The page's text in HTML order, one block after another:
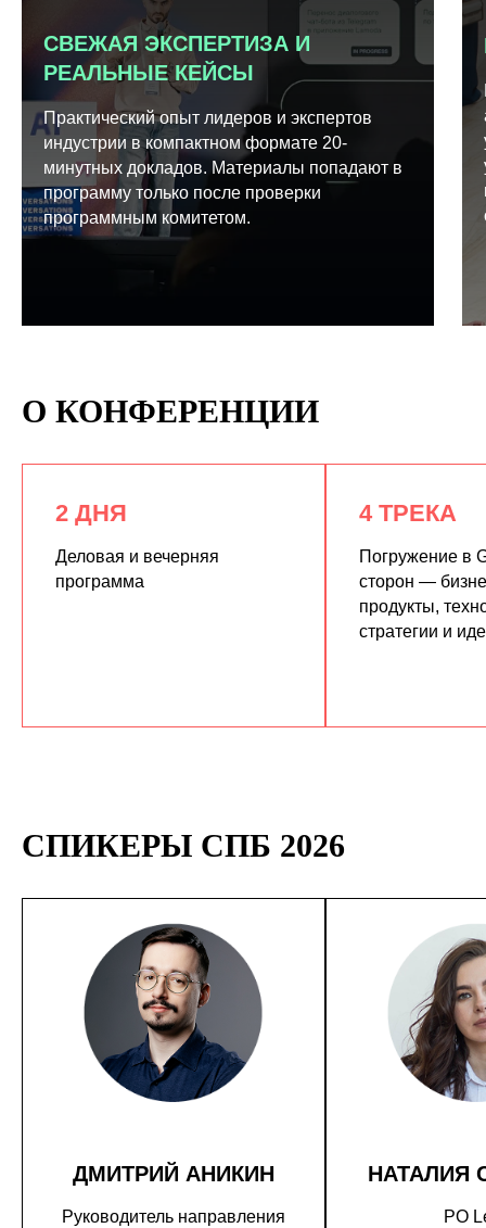
СВЕЖАЯ ЭКСПЕРТИЗА И
РЕАЛЬНЫЕ КЕЙСЫ
Практический опыт лидеров и экспертов
индустрии в компактном формате 20-
минутных докладов. Материалы попадают в
программу только после проверки
программным комитетом.
О КОНФЕРЕНЦИИ
2 ДНЯ
Деловая и вечерняя
программа
4 ТРЕКА
Погружение в
сторон —
продукты,
стратегии и
СПИКЕРЫ СПБ 2026
ДМИТРИЙ АНИКИН
Руководитель направления
НАТАЛИЯ
PO